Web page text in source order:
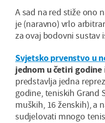
A sad na red stiže ono
je (naravno) vrlo
za ovaj bodovni sustav
Svjetsko prvenstvo u
jednom u četiri godine
predstavlja jedna
godine, teniskih Grand
muških, 16 ženskih), a
sudjelovati mnogo